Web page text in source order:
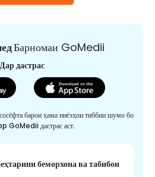
Барномаи GoMedii
Дар дастрас
барои ҳама ниёзҳои тиббии шумо бо
GoMedii дастрас аст.
беморхона ва табибон